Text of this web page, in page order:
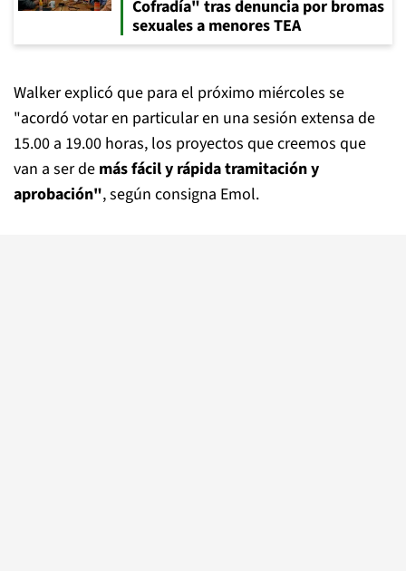
Cofradía" tras denuncia por bromas
sexuales a menores TEA
Walker explicó que para el próximo miércoles se
"acordó votar en particular en una sesión extensa de
15.00 a 19.00 horas, los proyectos que creemos que
van a ser de más fácil y rápida tramitación y
aprobación", según consigna Emol.